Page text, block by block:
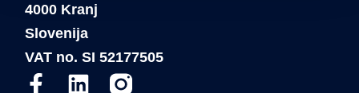
4000 Kranj
Slovenija
VAT no. SI 52177505